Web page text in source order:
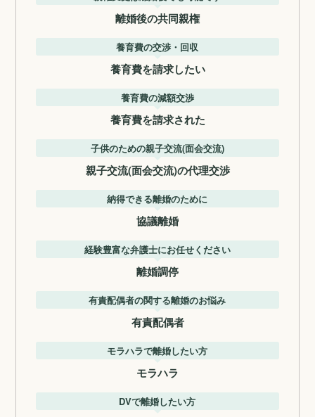
離婚後の共同親権
養育費の交渉・回収
養育費を請求したい
養育費の減額交渉
養育費を請求された
子供のための親子交流(面会交流)
親子交流(面会交流)の代理交渉
納得できる離婚のために
協議離婚
経験豊富な弁護士にお任せください
離婚調停
有責配偶者の関する離婚のお悩み
有責配偶者
モラハラで離婚したい方
モラハラ
DVで離婚したい方